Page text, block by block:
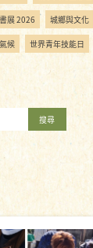
書展 2026 城鄉與文化
候 世界青年技能日
搜尋